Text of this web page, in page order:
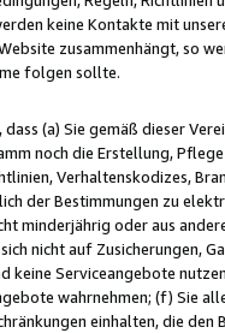
keine Kontakte mit
zusammenhängt, so
folgen sollte.
dass (a) Sie gemäß dieser
noch die Erstellung,
Verhaltenskodizes,
der Bestimmungen zu
minderjährig oder aus
nicht auf Zusicherungen,
keine Serviceangebote
wahrnehmen; (f) Sie
einhalten, die